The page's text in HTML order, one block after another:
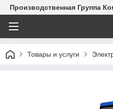
Производственная Группа
Товары и услуги